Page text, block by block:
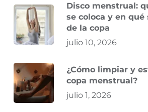
Disco menstrual:
se coloca y en qué
de la copa
julio 10, 2026
¿Cómo limpiar y
copa menstrual?
julio 1, 2026